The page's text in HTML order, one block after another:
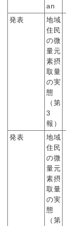
an
発表
地域
住民
の微
量元
素摂
取量
の実
態
（第
3
報）
発表
地域
住民
の微
量元
素摂
取量
の実
態
（第